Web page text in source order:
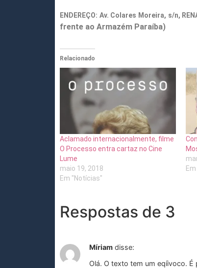
ENDEREÇO: Av. Colares
frente ao Armazém Paraíba)
Relacionado
Aclamado internacionalmente, filme
O Processo entra cartaz no Cine
Lume
maio 19, 2018
Em "Notícias"
Respostas de 3
Míriam disse:
Olá. O texto tem um eqíivoco.